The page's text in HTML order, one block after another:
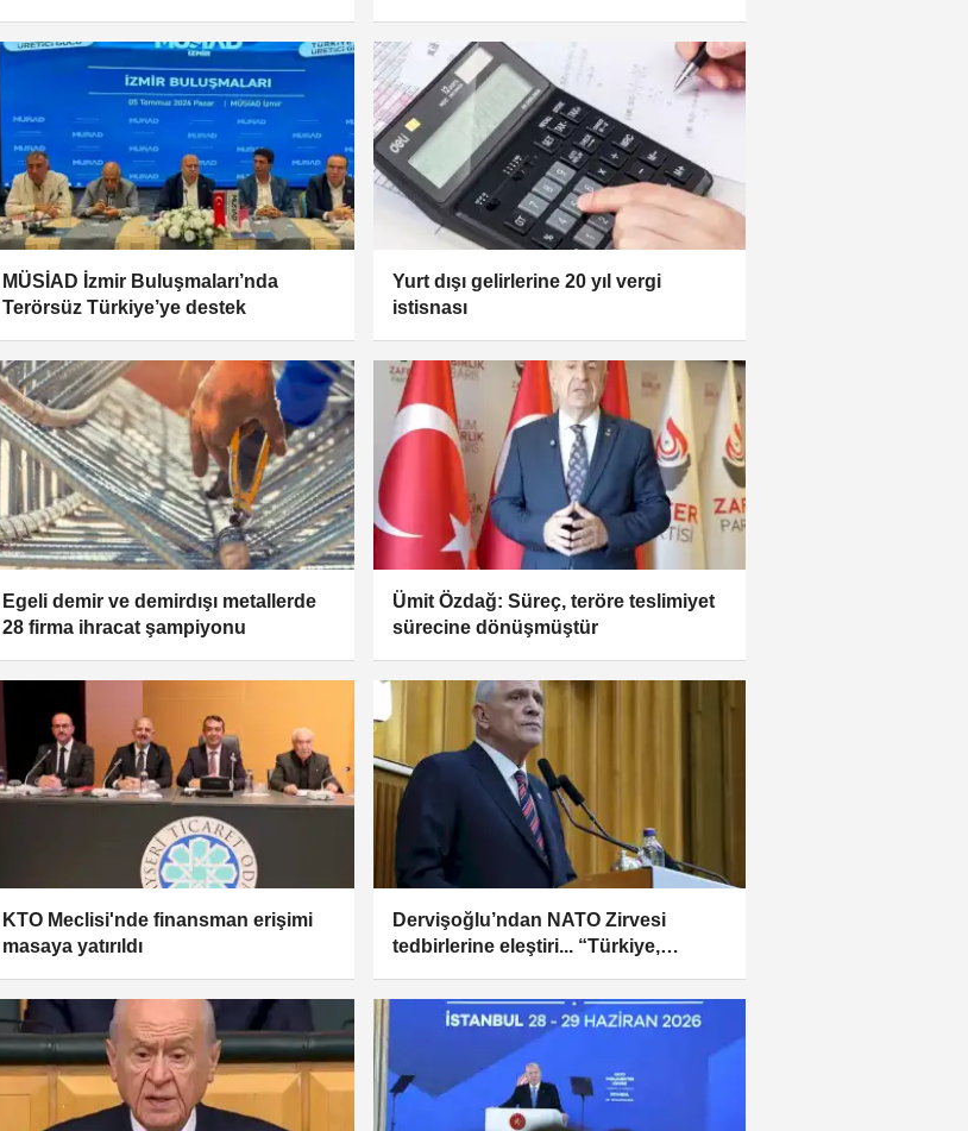
tanıtıldı
MÜSİAD İzmir Buluşmaları’nda
Terörsüz Türkiye’ye destek
Yurt dışı gelirlerine 20 yıl vergi
istisnası
Egeli demir ve demirdışı metallerde
28 firma ihracat şampiyonu
Ümit Özdağ: Süreç, teröre teslimiyet
sürecine dönüşmüştür
KTO Meclisi'nde finansman erişimi
masaya yatırıldı
Dervişoğlu’ndan NATO Zirvesi
tedbirlerine eleştiri... “Türkiye,
yapmak zorunda değil